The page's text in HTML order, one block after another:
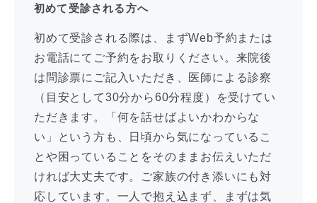
初めて受診される方へ
初めて受診される際は、まずWeb予約または
お電話にてご予約をお取りください。来院後
は問診票にご記入いただき、医師による診察
（目安として30分から60分程度）を受けてい
ただきます。「何を話せばよいかわからな
い」という方も、日頃から気になっているこ
とや困っていることをそのままお伝えいただ
ければ大丈夫です。ご家族の付き添いにも対
応しています。一人で抱え込まず、まずは気